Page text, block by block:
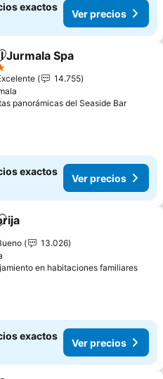
exactos
Ver precios
a favoritos
Jurmala Spa
14.755
panorámicas del Seaside BarVer
exactos
Ver precios
a favoritos
13.026
en habitaciones familiaresVer
exactos
Ver precios